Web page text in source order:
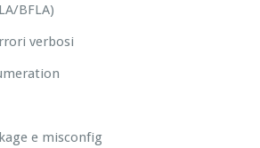
BFLA)
verbosi
e misconfig